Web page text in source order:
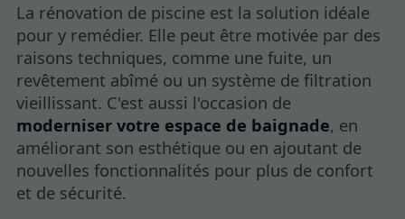
La rénovation de piscine est la solution idéale
pour y remédier. Elle peut être motivée par des
raisons techniques, comme une fuite, un
revêtement abîmé ou un système de filtration
vieillissant. C'est aussi l'occasion de
moderniser votre espace de baignade, en
améliorant son esthétique ou en ajoutant de
nouvelles fonctionnalités pour plus de confort
et de sécurité.